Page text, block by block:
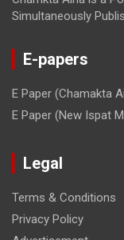
Simultaneously
E-papers
E Paper (Chamakta
E Paper (New Ispat
Legal
Terms & Conditions
Privacy Policy